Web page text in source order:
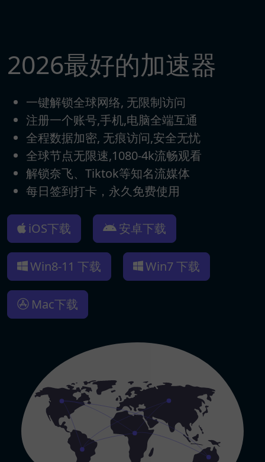
2026最好的加速器
一键解锁全球网络, 无限制访问
注册一个账号,手机,电脑全端互通
全程数据加密, 无痕访问,安全无忧
全球节点无限速,1080-4k流畅观看
解锁奈飞、Tiktok等知名流媒体
每日签到打卡，永久免费使用
iOS下载 安卓下载
Win8-11 下载 Win7 下载
Mac下载